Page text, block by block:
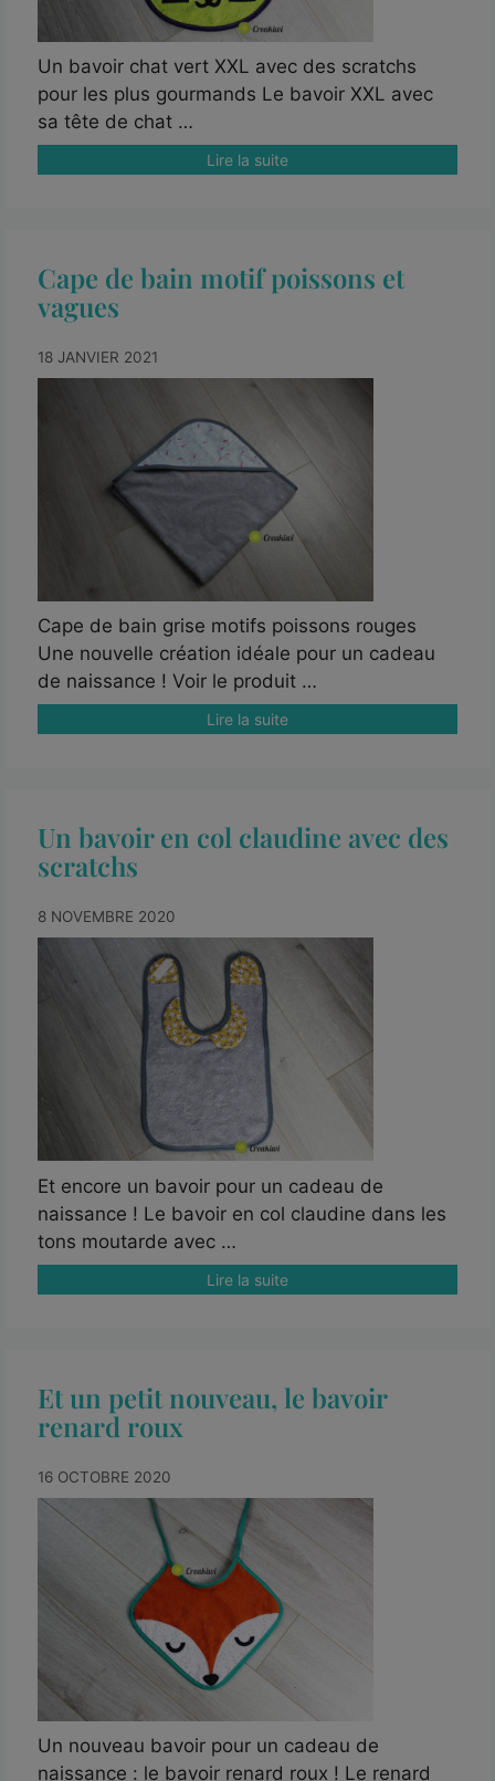
Un bavoir chat vert XXL avec des scratchs
pour les plus gourmands Le bavoir XXL avec
sa tête de chat …
Lire la suite
Cape de bain motif poissons et
vagues
18 JANVIER 2021
Cape de bain grise motifs poissons rouges
Une nouvelle création idéale pour un cadeau
de naissance ! Voir le produit …
Lire la suite
Un bavoir en col claudine avec des
scratchs
8 NOVEMBRE 2020
Et encore un bavoir pour un cadeau de
naissance ! Le bavoir en col claudine dans les
tons moutarde avec …
Lire la suite
Et un petit nouveau, le bavoir
renard roux
16 OCTOBRE 2020
Un nouveau bavoir pour un cadeau de
naissance : le bavoir renard roux ! Le renard